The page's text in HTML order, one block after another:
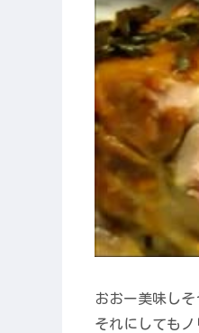
おおー美味し
それにしても